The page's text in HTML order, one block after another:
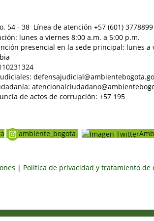
54 - 38 Línea de atención +57 (601) 3778899
lunes a viernes 8:00 a.m. a 5:00 p.m.
presencial en la sede principal: lunes
de actos de corrupción: +57 195
ambiente_bogota
| Política de privacidad y tratamiento de